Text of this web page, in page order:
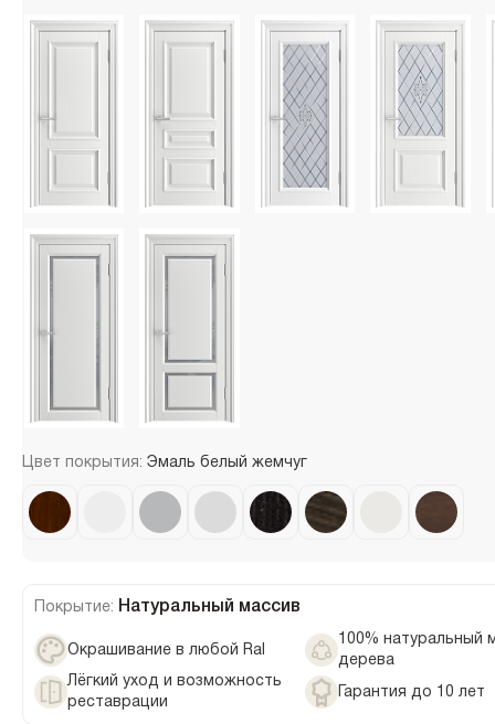
Цвет покрытия: Эмаль белый жемчуг
Покрытие: Натуральный массив
Окрашивание в любой Ral
100% натуральный
дерева
Лёгкий уход и возможность
реставрации
Гарантия до 10 лет